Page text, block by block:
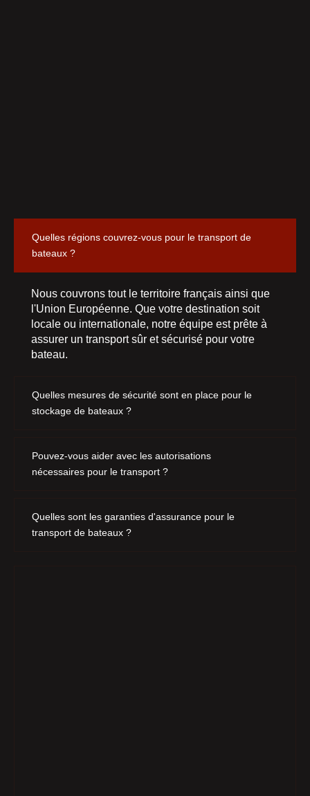
Quelles régions couvrez-vous pour le transport de
bateaux ?
Nous couvrons tout le territoire français ainsi que
l'Union Européenne. Que votre destination soit
locale ou internationale, notre équipe est prête à
assurer un transport sûr et sécurisé pour votre
bateau.
Quelles mesures de sécurité sont en place pour le
stockage de bateaux ?
Pouvez-vous aider avec les autorisations
nécessaires pour le transport ?
Quelles sont les garanties d'assurance pour le
transport de bateaux ?